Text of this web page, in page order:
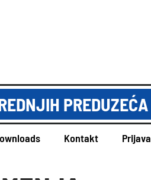
PREDUZEĆA
Kontakt Prijava